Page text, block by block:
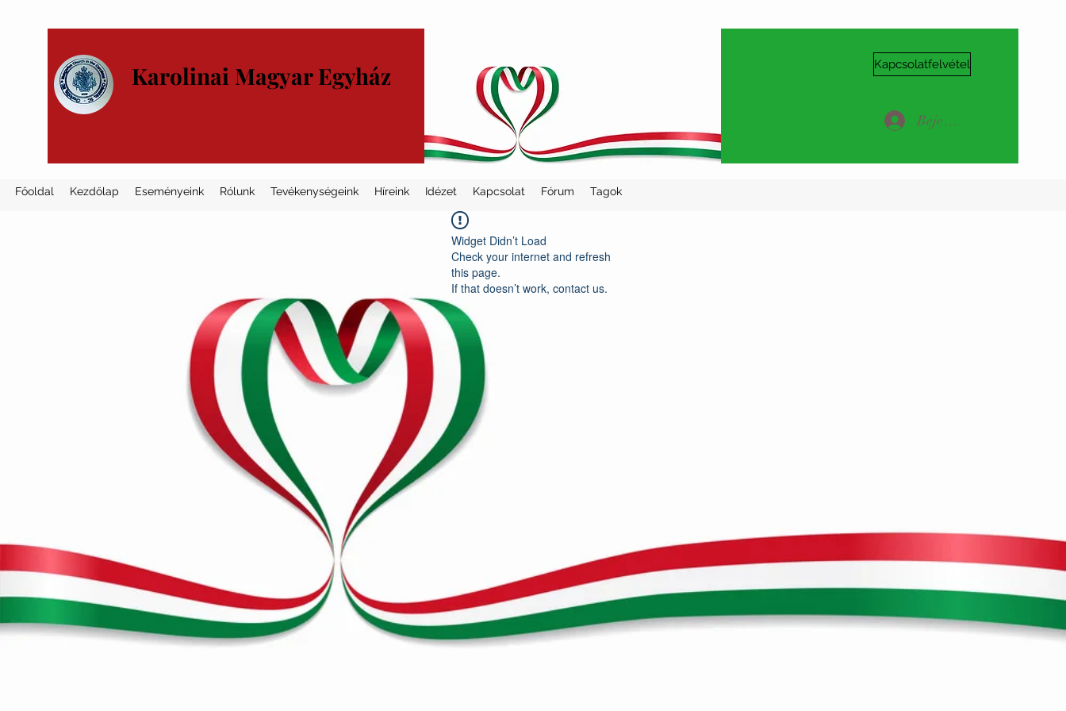
Karolinai Magyar Egyház Kapcsolatfelvétel
Bejelentkezés
Főoldal Kezdőlap Eseményeink Rólunk Tevékenységeink Híreink Idézet Kapcsolat Fórum Tagok
Widget Didn’t Load
Check your internet and refresh
this page.
If that doesn’t work, contact us.